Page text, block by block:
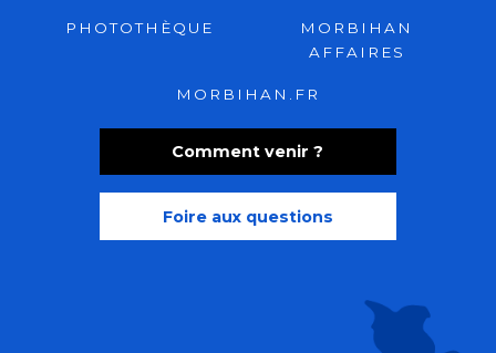
Comment venir ?
Foire aux questions
PHOTOTHÈQUE
MORBIHAN
AFFAIRES
MORBIHAN.FR